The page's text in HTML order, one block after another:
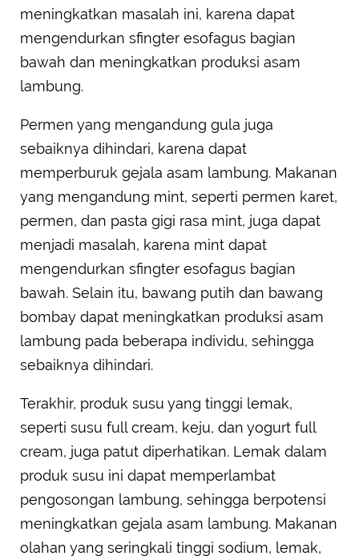
meningkatkan masalah ini, karena dapat
mengendurkan sfingter esofagus bagian
bawah dan meningkatkan produksi asam
lambung.
Permen yang mengandung gula juga
sebaiknya dihindari, karena dapat
memperburuk gejala asam lambung. Makanan
yang mengandung mint, seperti permen karet,
permen, dan pasta gigi rasa mint, juga dapat
menjadi masalah, karena mint dapat
mengendurkan sfingter esofagus bagian
bawah. Selain itu, bawang putih dan bawang
bombay dapat meningkatkan produksi asam
lambung pada beberapa individu, sehingga
sebaiknya dihindari.
Terakhir, produk susu yang tinggi lemak,
seperti susu full cream, keju, dan yogurt full
cream, juga patut diperhatikan. Lemak dalam
produk susu ini dapat memperlambat
pengosongan lambung, sehingga berpotensi
meningkatkan gejala asam lambung. Makanan
olahan yang seringkali tinggi sodium, lemak,